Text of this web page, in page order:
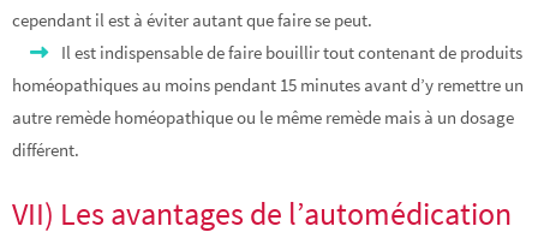
cependant il est à éviter autant que faire se peut.
Il est indispensable de faire bouillir tout contenant de produits
homéopathiques au moins pendant 15 minutes avant d’y remettre un
autre remède homéopathique ou le même remède mais à un dosage
différent.
VII) Les avantages de l’automédication